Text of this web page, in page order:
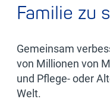
Familie zu
Gemeinsam
von Millionen von
und Pflege- oder
Welt.